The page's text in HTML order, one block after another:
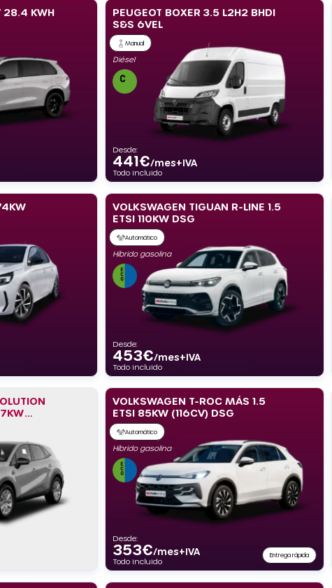
28.4 KWH
PEUGEOT BOXER 3.5 L2H2 BHDI
S&S 6VEL
Manual
Diésel
Desde:
441€/mes+IVA
Todo incluido
VOLKSWAGEN TIGUAN R-LINE 1.5
ETSI 110KW DSG
Automático
Híbrido gasolina
Desde:
453€/mes+IVA
Todo incluido
VOLKSWAGEN T-ROC MÁS 1.5
ETSI 85KW (116CV) DSG
Automático
Híbrido gasolina
Desde:
353€/mes+IVA
Todo incluido
Entrega rápida